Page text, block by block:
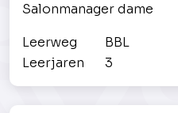
Salonmanager dame
Leerweg
BBL
Leerjaren
3